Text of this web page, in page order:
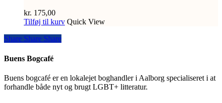
kr. 175,00
Tilføj til kurv Quick View
Share
Share Share Share
Buens Bogcafé
Buens bogcafé er en lokalejet boghandler i Aalborg specialiseret i at
forhandle både nyt og brugt LGBT+ litteratur.